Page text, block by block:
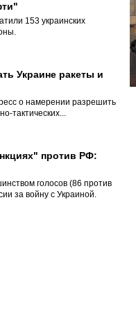
153 украинских
Украине ракеты и
о намерении разрешить
тактических...
против РФ:
голосов (86 против
за войну с Украиной.